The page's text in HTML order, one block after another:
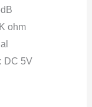
ohm
DC 5V